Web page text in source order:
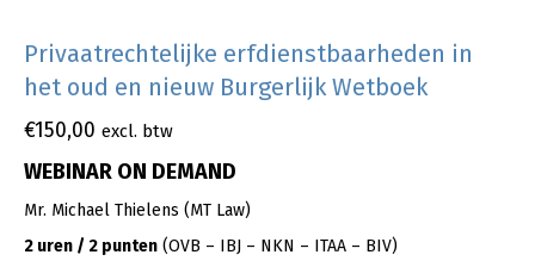
Privaatrechtelijke erfdienstbaarheden in
het oud en nieuw Burgerlijk Wetboek
€150,00 excl. btw
WEBINAR ON DEMAND
Mr. Michael Thielens (MT Law)
2 uren / 2 punten (OVB – IBJ – NKN – ITAA – BIV)